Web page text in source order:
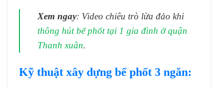
Xem ngay: Video chiêu trò lừa đảo khi
thông hút bể phốt tại 1 gia đình ở quận
Thanh xuân.
Kỹ thuật xây dựng bể phốt 3 ngăn: